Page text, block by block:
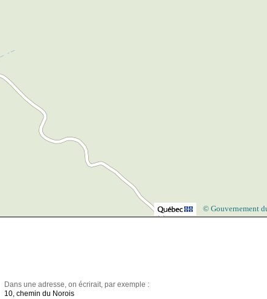
© Gouvernement
Dans une adresse, on écrirait, par exemple :
10, chemin du Norois